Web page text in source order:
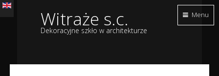
Witraże s.c.
Dekoracyjne szkło w architekturze
Menu